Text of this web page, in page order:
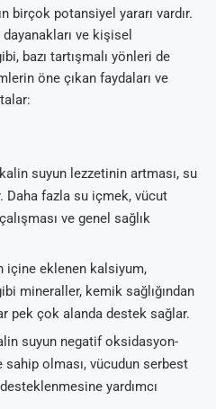
birçok potansiyel yararı vardır.
ve kişisel
bazı tartışmalı yönleri de
öne çıkan faydaları ve
suyun lezzetinin artması, su
fazla su içmek, vücut
ve genel sağlık
içine eklenen kalsiyum,
mineraller, kemik sağlığından
pek çok alanda destek sağlar.
suyun negatif oksidasyon-
olması, vücudun serbest
yardımcı